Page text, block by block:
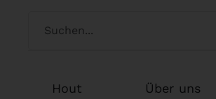
Switch customertype
Hout Über uns